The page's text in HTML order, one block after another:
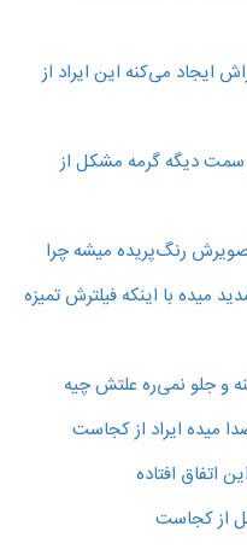
می‌کنه این ایراد از
دیگه گرمه مشکل از
رنگ‌پریده میشه چرا
با اینکه فیلترش تمیزه
جلو نمی‌ره علتش چیه
ایراد از کجاست
افتاده
کجاست